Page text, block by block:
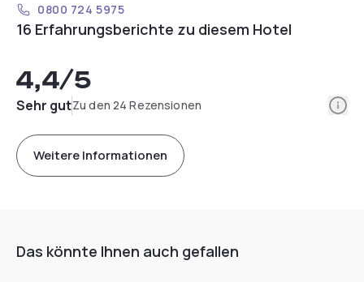
0800 724 5975
16 Erfahrungsberichte zu diesem Hotel
4,4/5
Sehr gutZu den 24 Rezensionen
Weitere Informationen
Das könnte Ihnen auch gefallen